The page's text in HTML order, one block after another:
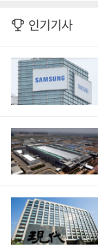
인기기사